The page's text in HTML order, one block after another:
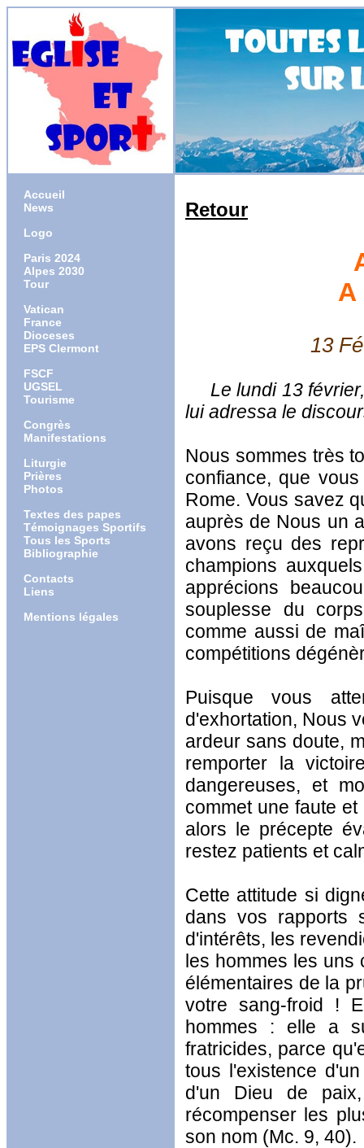
Accueil
News
Logo
Paris 2024
Alpes 2030
Tour
Vatican
France
Dioceses
EPS Clermont
FSCF
UGSEL
Tourisme
Congrès
Manifestations
Liturgie
Prières
Photos
Textes des papes
Témoignages Sportifs
Tous les Sports
Bibliographie
Contacts
Liens
Mentions légales
Retour
A
13
Le lundi 13 février,
lui adressa le
Nous sommes très
confiance, que
Rome. Vous savez
auprès de Nous un
avons reçu des
champions
apprécions
souplesse du
comme aussi de
compétitions
Puisque vous
d'exhortation, Nous
ardeur sans doute,
remporter la
dangereuses, et
commet une faute
alors le précepte
restez patients et
Cette attitude si
dans vos rapports
d'intérêts, les
les hommes les uns
élémentaires de la
votre sang-froid !
hommes : elle a
fratricides, parce
tous l'existence
d'un Dieu de
récompenser les
son nom (Mc. 9, 40).